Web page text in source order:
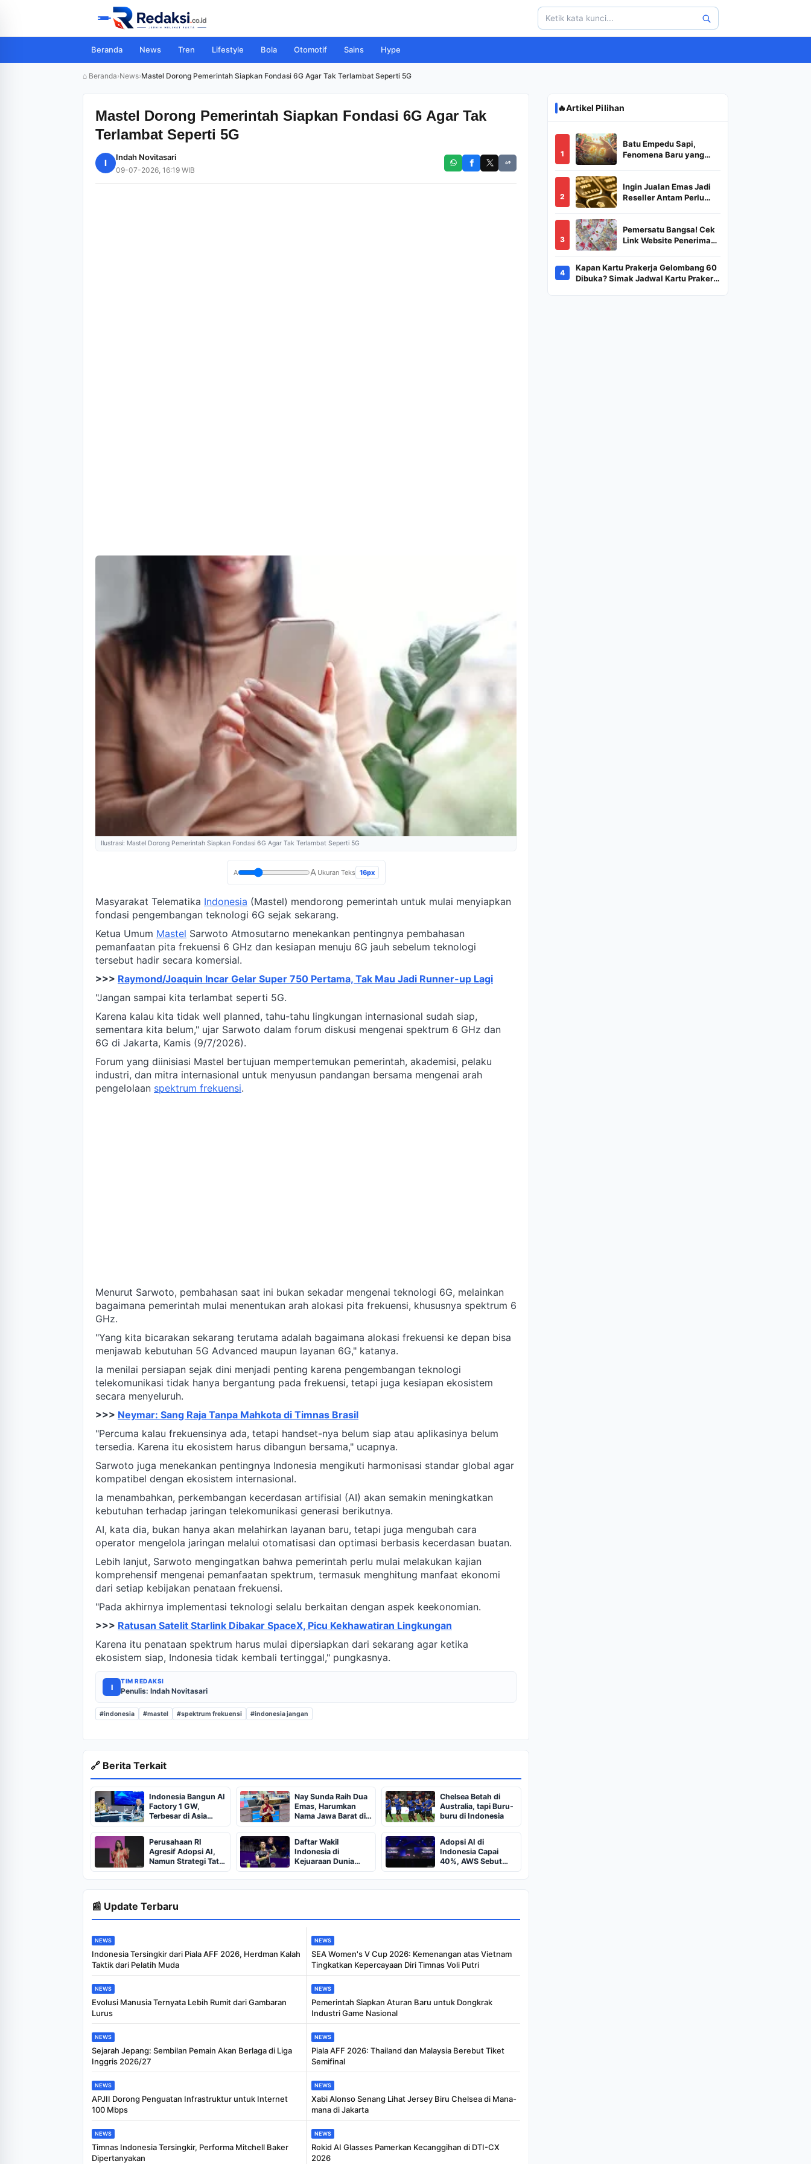
Beranda News Tren Lifestyle Bola Otomotif Sains Hype
⌂ Beranda›News›Mastel Dorong Pemerintah Siapkan Fondasi 6G Agar Tak Terlambat Seperti 5G
Mastel Dorong Pemerintah Siapkan Fondasi 6G Agar Tak
Terlambat Seperti 5G
I
Indah Novitasari
09-07-2026, 16:19 WIB
Ilustrasi: Mastel Dorong Pemerintah Siapkan Fondasi 6G Agar Tak Terlambat Seperti 5G
A A Ukuran Teks 16px
Masyarakat Telematika Indonesia (Mastel) mendorong pemerintah untuk mulai menyiapkan
fondasi pengembangan teknologi 6G sejak sekarang.
Ketua Umum Mastel Sarwoto Atmosutarno menekankan pentingnya pembahasan
pemanfaatan pita frekuensi 6 GHz dan kesiapan menuju 6G jauh sebelum teknologi
tersebut hadir secara komersial.
>>> Raymond/Joaquin Incar Gelar Super 750 Pertama, Tak Mau Jadi Runner-up Lagi
"Jangan sampai kita terlambat seperti 5G.
Karena kalau kita tidak well planned, tahu-tahu lingkungan internasional sudah siap,
sementara kita belum," ujar Sarwoto dalam forum diskusi mengenai spektrum 6 GHz dan
6G di Jakarta, Kamis (9/7/2026).
Forum yang diinisiasi Mastel bertujuan mempertemukan pemerintah, akademisi, pelaku
industri, dan mitra internasional untuk menyusun pandangan bersama mengenai arah
pengelolaan spektrum frekuensi.
Menurut Sarwoto, pembahasan saat ini bukan sekadar mengenai teknologi 6G, melainkan
bagaimana pemerintah mulai menentukan arah alokasi pita frekuensi, khususnya spektrum 6
GHz.
"Yang kita bicarakan sekarang terutama adalah bagaimana alokasi frekuensi ke depan bisa
menjawab kebutuhan 5G Advanced maupun layanan 6G," katanya.
Ia menilai persiapan sejak dini menjadi penting karena pengembangan teknologi
telekomunikasi tidak hanya bergantung pada frekuensi, tetapi juga kesiapan ekosistem
secara menyeluruh.
>>> Neymar: Sang Raja Tanpa Mahkota di Timnas Brasil
"Percuma kalau frekuensinya ada, tetapi handset-nya belum siap atau aplikasinya belum
tersedia. Karena itu ekosistem harus dibangun bersama," ucapnya.
Sarwoto juga menekankan pentingnya Indonesia mengikuti harmonisasi standar global agar
kompatibel dengan ekosistem internasional.
Ia menambahkan, perkembangan kecerdasan artifisial (AI) akan semakin meningkatkan
kebutuhan terhadap jaringan telekomunikasi generasi berikutnya.
AI, kata dia, bukan hanya akan melahirkan layanan baru, tetapi juga mengubah cara
operator mengelola jaringan melalui otomatisasi dan optimasi berbasis kecerdasan buatan.
Lebih lanjut, Sarwoto mengingatkan bahwa pemerintah perlu mulai melakukan kajian
komprehensif mengenai pemanfaatan spektrum, termasuk menghitung manfaat ekonomi
dari setiap kebijakan penataan frekuensi.
"Pada akhirnya implementasi teknologi selalu berkaitan dengan aspek keekonomian.
>>> Ratusan Satelit Starlink Dibakar SpaceX, Picu Kekhawatiran Lingkungan
Karena itu penataan spektrum harus mulai dipersiapkan dari sekarang agar ketika
ekosistem siap, Indonesia tidak kembali tertinggal," pungkasnya.
I
TIM REDAKSI
Penulis: Indah Novitasari
#indonesia #mastel #spektrum frekuensi #indonesia jangan
🔗 Berita Terkait
Indonesia Bangun AI
Factory 1 GW,
Terbesar di Asia
Tenggara
Nay Sunda Raih Dua
Emas, Harumkan
Nama Jawa Barat di
IMC 2026
Chelsea Betah di
Australia, tapi Buru-
buru di Indonesia
Perusahaan RI
Agresif Adopsi AI,
Namun Strategi Tata
Kelola Masih Minim
Daftar Wakil
Indonesia di
Kejuaraan Dunia
Bulutangkis 2026
Adopsi AI di
Indonesia Capai
40%, AWS Sebut
Masuki Fase
Eksekusi
📰 Update Terbaru
NEWS
Indonesia Tersingkir dari Piala AFF 2026, Herdman Kalah
Taktik dari Pelatih Muda
NEWS
SEA Women's V Cup 2026: Kemenangan atas Vietnam
Tingkatkan Kepercayaan Diri Timnas Voli Putri
NEWS
Evolusi Manusia Ternyata Lebih Rumit dari Gambaran
Lurus
NEWS
Pemerintah Siapkan Aturan Baru untuk Dongkrak
Industri Game Nasional
NEWS
Sejarah Jepang: Sembilan Pemain Akan Berlaga di Liga
Inggris 2026/27
NEWS
Piala AFF 2026: Thailand dan Malaysia Berebut Tiket
Semifinal
NEWS
APJII Dorong Penguatan Infrastruktur untuk Internet
100 Mbps
NEWS
Xabi Alonso Senang Lihat Jersey Biru Chelsea di Mana-
mana di Jakarta
NEWS
Timnas Indonesia Tersingkir, Performa Mitchell Baker
Dipertanyakan
NEWS
Rokid AI Glasses Pamerkan Kecanggihan di DTI-CX
2026
🔥Artikel Pilihan
1
Batu Empedu Sapi,
Fenomena Baru yang
2
Ingin Jualan Emas Jadi
Reseller Antam Perlu
Bagaimana
Prosedurnya?
3
Pemersatu Bangsa! Cek
Link Website Penerima
Dana Rp600 Ribu Rupiah
4
Kapan Kartu Prakerja Gelombang 60
Dibuka? Simak Jadwal Kartu Prakerja